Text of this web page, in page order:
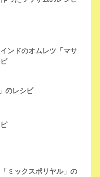
ンドのオムレツ「マサ
のレシピ
ミックスポリヤル」の